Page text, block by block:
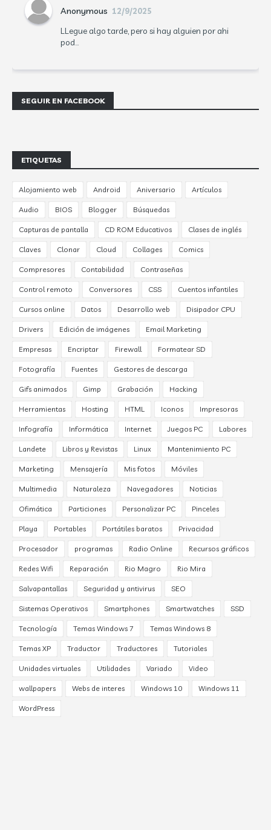
Anonymous 12/9/2025
LLegue algo tarde, pero si hay alguien por ahi
pod...
SEGUIR EN FACEBOOK
ETIQUETAS
Alojamiento web Android Aniversario Artículos
Audio BIOS Blogger Búsquedas
Capturas de pantalla CD ROM Educativos Clases de inglés
Claves Clonar Cloud Collages Comics
Compresores Contabilidad Contraseñas
Control remoto Conversores CSS Cuentos infantiles
Cursos online Datos Desarrollo web Disipador CPU
Drivers Edición de imágenes Email Marketing
Empresas Encriptar Firewall Formatear SD
Fotografía Fuentes Gestores de descarga
Gifs animados Gimp Grabación Hacking
Herramientas Hosting HTML Iconos Impresoras
Infografía Informática Internet Juegos PC Labores
Landete Libros y Revistas Linux Mantenimiento PC
Marketing Mensajería Mis fotos Móviles
Multimedia Naturaleza Navegadores Noticias
Ofimática Particiones Personalizar PC Pinceles
Playa Portables Portátiles baratos Privacidad
Procesador programas Radio Online Recursos gráficos
Redes Wifi Reparación Rio Magro Rio Mira
Salvapantallas Seguridad y antivirus SEO
Sistemas Operativos Smartphones Smartwatches SSD
Tecnología Temas Windows 7 Temas Windows 8
Temas XP Traductor Traductores Tutoriales
Unidades virtuales Utilidades Variado Video
wallpapers Webs de interes Windows 10 Windows 11
WordPress